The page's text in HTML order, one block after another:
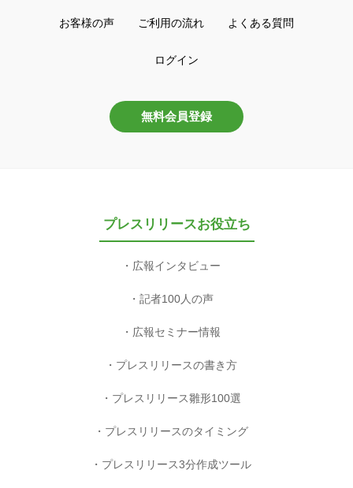
お客様の声 ご利用の流れ よくある質問
ログイン
無料会員登録
プレスリリースお役立ち
広報インタビュー
記者100人の声
広報セミナー情報
プレスリリースの書き方
プレスリリース雛形100選
プレスリリースのタイミング
プレスリリース3分作成ツール